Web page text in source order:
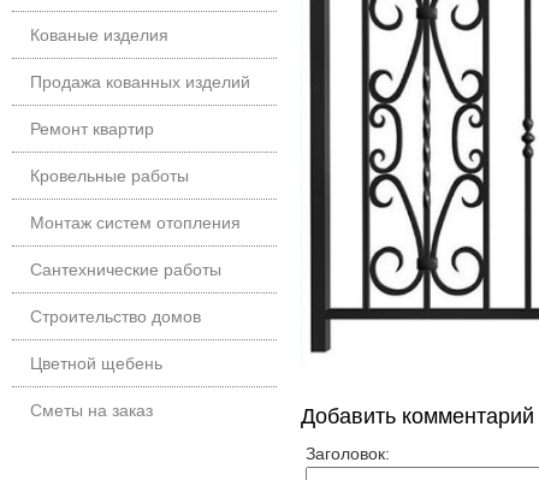
Кованые изделия
Продажа кованных изделий
Ремонт квартир
Кровельные работы
Монтаж систем отопления
Сантехнические работы
Строительство домов
Цветной щебень
Сметы на заказ Добавить комментарий
Заголовок: